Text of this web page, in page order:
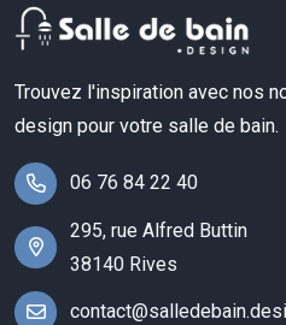
Trouvez l'inspiration avec nos
design pour votre salle de bain.
06 76 84 22 40
295, rue Alfred Buttin
38140 Rives